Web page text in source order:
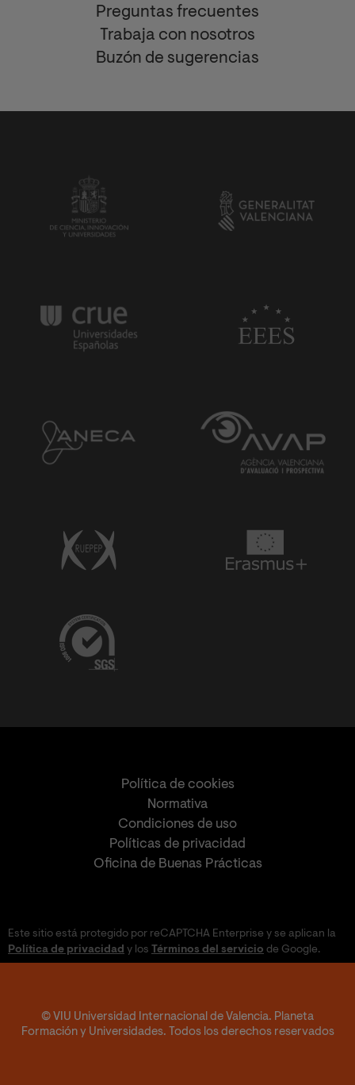
Preguntas frecuentes
Trabaja con nosotros
Buzón de sugerencias
Política de cookies
Normativa
Condiciones de uso
Políticas de privacidad
Oficina de Buenas Prácticas
Este sitio está protegido por reCAPTCHA Enterprise y se aplican la
Política de privacidad y los Términos del servicio de Google.
© VIU Universidad Internacional de Valencia. Planeta
Formación y Universidades. Todos los derechos reservados